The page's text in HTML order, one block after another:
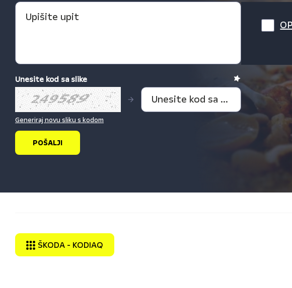
Generiraj novu sliku s kodom
Unesite kod sa slike
ŠKODA - KODIAQ